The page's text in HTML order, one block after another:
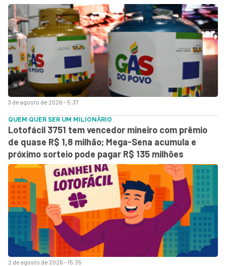
3 de agosto de 2026 - 5:37
2 de agosto de 2026 - 15:35
QUEM QUER SER UM MILIONÁRIO
Lotofácil 3751 tem vencedor mineiro com prêmio
de quase R$ 1,8 milhão; Mega-Sena acumula e
próximo sorteio pode pagar R$ 135 milhões